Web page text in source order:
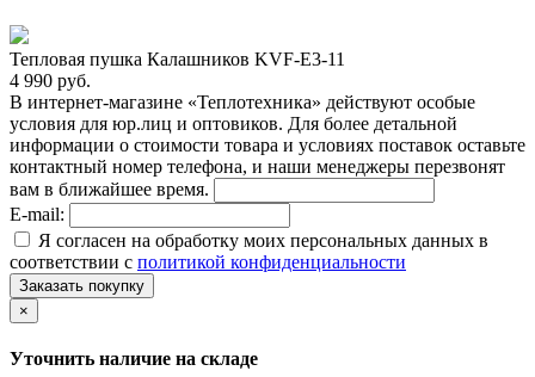
Тепловая пушка Калашников KVF-E3-11
4 990 руб.
В интернет-магазине «Теплотехника» действуют особые
условия для юр.лиц и оптовиков. Для более детальной
информации о стоимости товара и условиях поставок оставьте
контактный номер телефона, и наши менеджеры перезвонят
вам в ближайшее время.
E-mail:
Я согласен на обработку моих персональных данных в
соответствии с политикой конфиденциальности
Заказать покупку
×
Уточнить наличие на складе